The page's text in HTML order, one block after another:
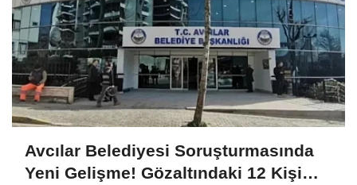
Avcılar Belediyesi Soruşturmasında
Yeni Gelişme! Gözaltındaki 12 Kişi